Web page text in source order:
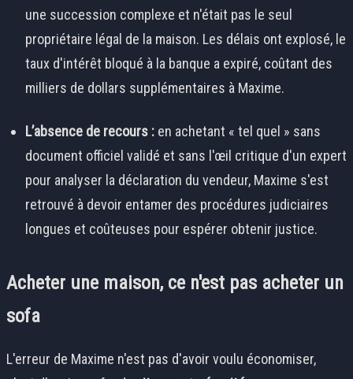
une succession complexe et n'était pas le seul
propriétaire légal de la maison. Les délais ont explosé, le
taux d'intérêt bloqué à la banque a expiré, coûtant des
milliers de dollars supplémentaires à Maxime.
L’absence de recours : en achetant « tel quel » sans
document officiel validé et sans l'œil critique d'un expert
pour analyser la déclaration du vendeur, Maxime s'est
retrouvé à devoir entamer des procédures judiciaires
longues et coûteuses pour espérer obtenir justice.
Acheter une maison, ce n'est pas acheter un
sofa
L'erreur de Maxime n'est pas d'avoir voulu économiser,